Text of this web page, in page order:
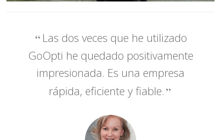
Las dos veces que he utilizado
GoOpti he quedado positivamente
impresionada. Es una empresa
rápida, eficiente y fiable.